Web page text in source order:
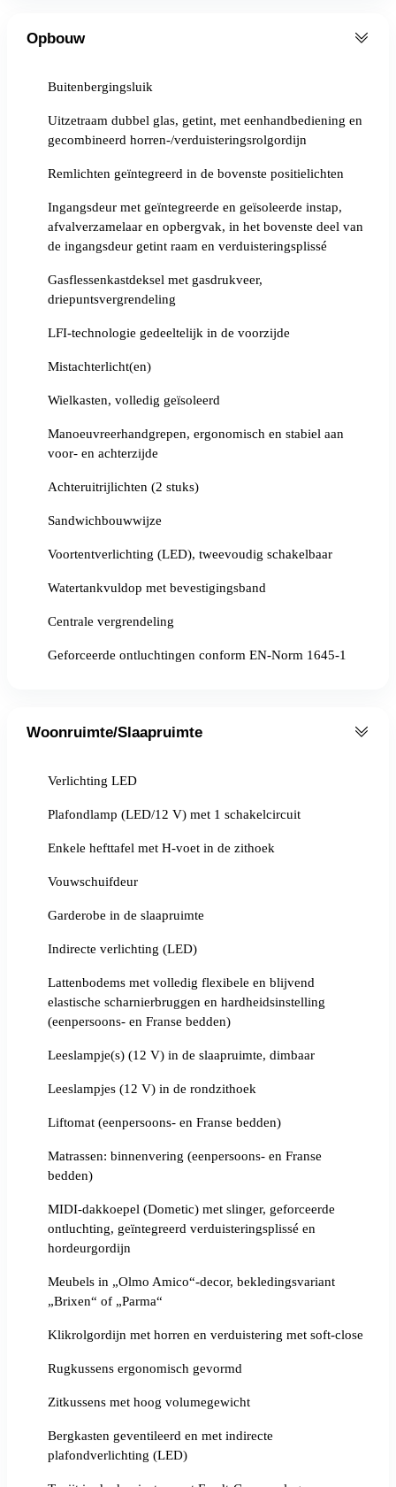
Opbouw
Buitenbergingsluik
Uitzetraam dubbel glas, getint, met eenhandbediening en
gecombineerd horren-/verduisteringsrolgordijn
Remlichten geïntegreerd in de bovenste positielichten
Ingangsdeur met geïntegreerde en geïsoleerde instap,
afvalverzamelaar en opbergvak, in het bovenste deel van
de ingangsdeur getint raam en verduisteringsplissé
Gasflessenkastdeksel met gasdrukveer,
driepuntsvergrendeling
LFI-technologie gedeeltelijk in de voorzijde
Mistachterlicht(en)
Wielkasten, volledig geïsoleerd
Manoeuvreerhandgrepen, ergonomisch en stabiel aan
voor- en achterzijde
Achteruitrijlichten (2 stuks)
Sandwichbouwwijze
Voortentverlichting (LED), tweevoudig schakelbaar
Watertankvuldop met bevestigingsband
Centrale vergrendeling
Geforceerde ontluchtingen conform EN-Norm 1645-1
Woonruimte/Slaapruimte
Verlichting LED
Plafondlamp (LED/12 V) met 1 schakelcircuit
Enkele hefttafel met H-voet in de zithoek
Vouwschuifdeur
Garderobe in de slaapruimte
Indirecte verlichting (LED)
Lattenbodems met volledig flexibele en blijvend
elastische scharnierbruggen en hardheidsinstelling
(eenpersoons- en Franse bedden)
Leeslampje(s) (12 V) in de slaapruimte, dimbaar
Leeslampjes (12 V) in de rondzithoek
Liftomat (eenpersoons- en Franse bedden)
Matrassen: binnenvering (eenpersoons- en Franse
bedden)
MIDI-dakkoepel (Dometic) met slinger, geforceerde
ontluchting, geïntegreerd verduisteringsplissé en
hordeurgordijn
Meubels in „Olmo Amico“-decor, bekledingsvariant
„Brixen“ of „Parma“
Klikrolgordijn met horren en verduistering met soft-close
Rugkussens ergonomisch gevormd
Zitkussens met hoog volumegewicht
Bergkasten geventileerd en met indirecte
plafondverlichting (LED)